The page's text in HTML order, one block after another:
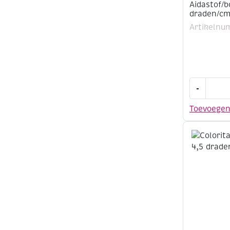
Aidastof/
draden/
Toevoegen
-
draden/
cm,
ecru
aantal